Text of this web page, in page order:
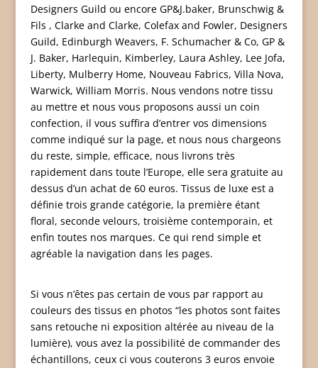
Designers Guild ou encore GP&J.baker, Brunschwig &
Fils , Clarke and Clarke, Colefax and Fowler, Designers
Guild, Edinburgh Weavers, F. Schumacher & Co, GP &
J. Baker, Harlequin, Kimberley, Laura Ashley, Lee Jofa,
Liberty, Mulberry Home, Nouveau Fabrics, Villa Nova,
Warwick, William Morris. Nous vendons notre tissu
au mettre et nous vous proposons aussi un coin
confection, il vous suffira d’entrer vos dimensions
comme indiqué sur la page, et nous nous chargeons
du reste, simple, efficace, nous livrons très
rapidement dans toute l’Europe, elle sera gratuite au
dessus d’un achat de 60 euros. Tissus de luxe est a
définie trois grande catégorie, la première étant
floral, seconde velours, troisième contemporain, et
enfin toutes nos marques. Ce qui rend simple et
agréable la navigation dans les pages.
Si vous n’êtes pas certain de vous par rapport au
couleurs des tissus en photos “les photos sont faites
sans retouche ni exposition altérée au niveau de la
lumière), vous avez la possibilité de commander des
échantillons, ceux ci vous couterons 3 euros envoie